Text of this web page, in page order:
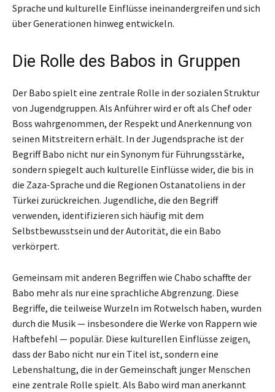
Sprache und kulturelle Einflüsse ineinandergreifen und sich
über Generationen hinweg entwickeln.
Die Rolle des Babos in Gruppen
Der Babo spielt eine zentrale Rolle in der sozialen Struktur
von Jugendgruppen. Als Anführer wird er oft als Chef oder
Boss wahrgenommen, der Respekt und Anerkennung von
seinen Mitstreitern erhält. In der Jugendsprache ist der
Begriff Babo nicht nur ein Synonym für Führungsstärke,
sondern spiegelt auch kulturelle Einflüsse wider, die bis in
die Zaza-Sprache und die Regionen Ostanatoliens in der
Türkei zurückreichen. Jugendliche, die den Begriff
verwenden, identifizieren sich häufig mit dem
Selbstbewusstsein und der Autorität, die ein Babo
verkörpert.
Gemeinsam mit anderen Begriffen wie Chabo schaffte der
Babo mehr als nur eine sprachliche Abgrenzung. Diese
Begriffe, die teilweise Wurzeln im Rotwelsch haben, wurden
durch die Musik — insbesondere die Werke von Rappern wie
Haftbefehl — populär. Diese kulturellen Einflüsse zeigen,
dass der Babo nicht nur ein Titel ist, sondern eine
Lebenshaltung, die in der Gemeinschaft junger Menschen
eine zentrale Rolle spielt. Als Babo wird man anerkannt